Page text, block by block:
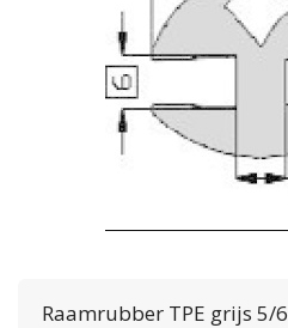
Raamrubber TPE grijs 5/6